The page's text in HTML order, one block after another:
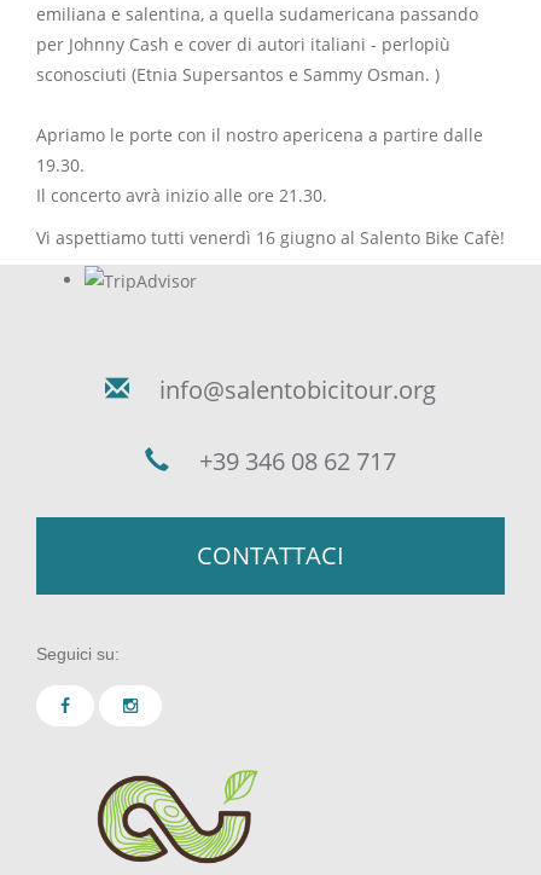
emiliana e salentina, a quella sudamericana passando
per Johnny Cash e cover di autori italiani - perlopiù
sconosciuti (Etnia Supersantos e Sammy Osman. )
Apriamo le porte con il nostro apericena a partire dalle
19.30.
Il concerto avrà inizio alle ore 21.30.
Vi aspettiamo tutti venerdì 16 giugno al Salento Bike Cafè!
info@salentobicitour.org
+39 346 08 62 717
CONTATTACI
Seguici su: